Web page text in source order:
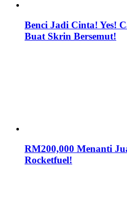
Benci Jadi Cinta! Yes!
Buat Skrin Bersemut!
RM200,000 Menanti
Rocketfuel!